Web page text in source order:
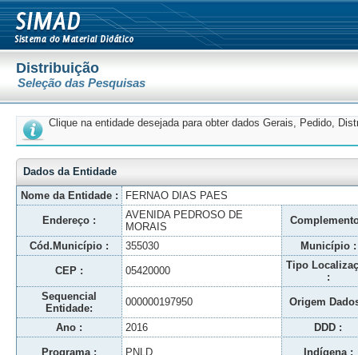
Distribuição
Seleção das Pesquisas
Clique na entidade desejada para obter dados Gerais, Pedido,
Dados da Entidade
Nome da Entidade :
FERNAO DIAS PAES
Endereço :
AVENIDA PEDROSO DE
MORAIS
Cód.Município : 355030 Município :
CEP : 05420000
Tipo
:
Sequencial
Entidade:
000000197950 Origem
Ano : 2016 DDD :
Programa : PNLD Indígena :